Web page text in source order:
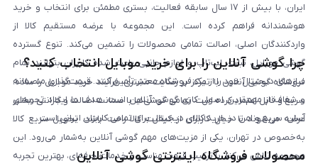
ایران، با بیش از ۱۷ سال سابقه فعالیت، بستری مطمئن برای انتخاب و خرید
هوشمندانه فراهم کرده است. این مجموعه با عرضه مستقیم کالا از
واردکنندگان اصلی، اصالت تمامی محصولات را تضمین می‌کند. تنوع گسترده
گوشی موبایل، تبلت، لپ‌تاپ و لوازم جانبی باعث شده کاربران بتوانند تمام
نیازهای دیجیتال خود را از یک فروشگاه معتبر تأمین کنند. قیمت‌گذاری منصفانه
و شفاف از مهم‌ترین اصول کاری گوشی آنلاین است. هدف ما ایجاد تجربه‌ای
آسان، سریع و امن در خرید کالای دیجیتال برای تمامی کاربران ایرانی است.
چرا گوشی آنلاین را برای خرید موبایل انتخاب کنید؟
فروشگاه گوشی آنلاین با تمرکز بر رضایت مشتری، فرآیند خرید موبایل را ساده،
سریع و قابل اعتماد کرده است. تمامی گوشی‌ها با ضمانت اصالت و گارانتی معتبر
عرضه می‌شوند تا خیال کاربران از کیفیت کالا راحت باشد. تحویل سریع کالا
به‌خصوص در تهران، یکی از مزیت‌های مهم گوشی آنلاین به‌شمار می‌رود. این
مجموعه تلاش می‌کند با ترکیب قیمت مناسب و خدمات حرفه‌ای، بهترین تجربه
محصولات فروشگاه اینترنتی گوشی آنلاین